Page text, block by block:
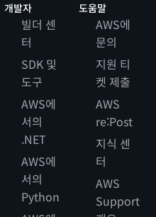
개발자
빌더 센
터
SDK 및
도구
AWS에
서의
.NET
AWS에
서의
Python
도움말
AWS에
문의
지원 티
켓 제출
AWS
re:Post
지식 센
터
AWS
Support